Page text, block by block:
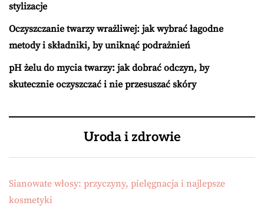
stylizacje
Oczyszczanie twarzy wrażliwej: jak wybrać łagodne
metody i składniki, by uniknąć podrażnień
pH żelu do mycia twarzy: jak dobrać odczyn, by
skutecznie oczyszczać i nie przesuszać skóry
Uroda i zdrowie
Sianowate włosy: przyczyny, pielęgnacja i najlepsze
kosmetyki